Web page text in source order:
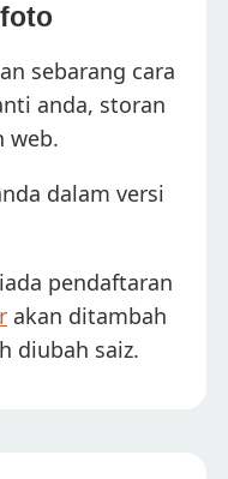
sebarang cara
anda, storan
web.
dalam versi
pendaftaran
akan ditambah
diubah saiz.